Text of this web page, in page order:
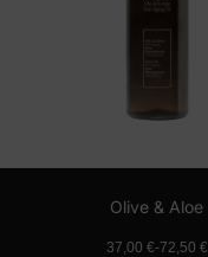
Olive & Aloe
37,00 €-72,50 €